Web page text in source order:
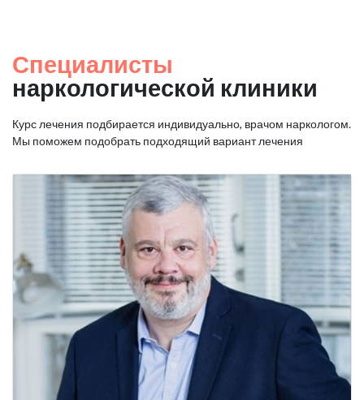
Специалисты
наркологической клиники
Курс лечения подбирается индивидуально, врачом наркологом.
Мы поможем подобрать подходящий вариант лечения